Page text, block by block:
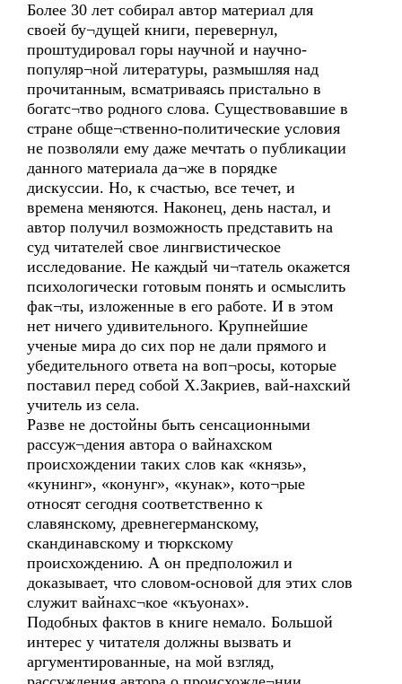
Более 30 лет собирал автор материал для
своей бу¬дущей книги, перевернул,
проштудировал горы научной и научно-
популяр¬ной литературы, размышляя над
прочитанным, всматриваясь пристально в
богатс¬тво родного слова. Существовавшие в
стране обще¬ственно-политические условия
не позволяли ему даже мечтать о публикации
данного материала да¬же в порядке
дискуссии. Но, к счастью, все течет, и
времена меняются. Наконец, день настал, и
автор получил возможность представить на
суд читателей свое лингвистическое
исследование. Не каждый чи¬татель окажется
психологически готовым понять и осмыслить
фак¬ты, изложенные в его работе. И в этом
нет ничего удивительного. Крупнейшие
ученые мира до сих пор не дали прямого и
убедительного ответа на воп¬росы, которые
поставил перед собой Х.Закриев, вай-нахский
учитель из села.
Разве не достойны быть сенсационными
рассуж¬дения автора о вайнахском
происхождении таких слов как «князь»,
«кунинг», «конунг», «кунак», кото¬рые
относят сегодня соответственно к
славянскому, древнегерманскому,
скандинавскому и тюркскому
происхождению. А он предположил и
доказывает, что словом-основой для этих слов
служит вайнахс¬кое «къуонах».
Подобных фактов в книге немало. Большой
интерес у читателя должны вызвать и
аргументированные, на мой взгляд,